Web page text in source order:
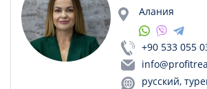
Алания
+90 533 055
русский,